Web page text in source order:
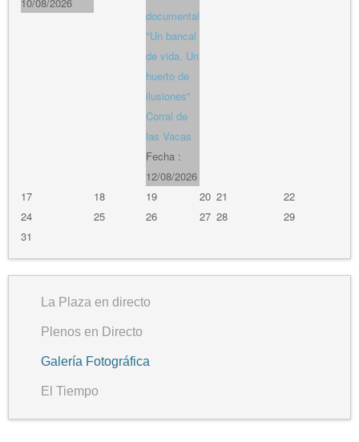
documental
"Un bancal
de vida. Un
huerto de
ilusiones"
Corral de
las Vacas
Fecha :
12/08/2026
17 18 19 20 21
22
24
25 26 27 28
29
31
La Plaza en directo
Plenos en Directo
Galería Fotográfica
El Tiempo